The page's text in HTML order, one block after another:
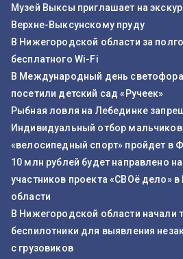
Музей Выксы приглашает на
Верхне-Выксунскому пруду
В Нижегородской области за
бесплатного Wi-Fi
В Международный день
посетили детский сад «Ручеек»
Рыбная ловля на Лебединке
Индивидуальный отбор
«велосипедный спорт» пройдет в
10 млн рублей будет направлено
участников проекта «СВОё дело»
области
В Нижегородской области начали
беспилотники для выявления
с грузовиков